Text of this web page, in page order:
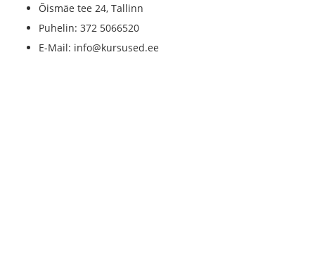
Õismäe tee 24, Tallinn
Puhelin: 372 5066520
E-Mail: info@kursused.ee